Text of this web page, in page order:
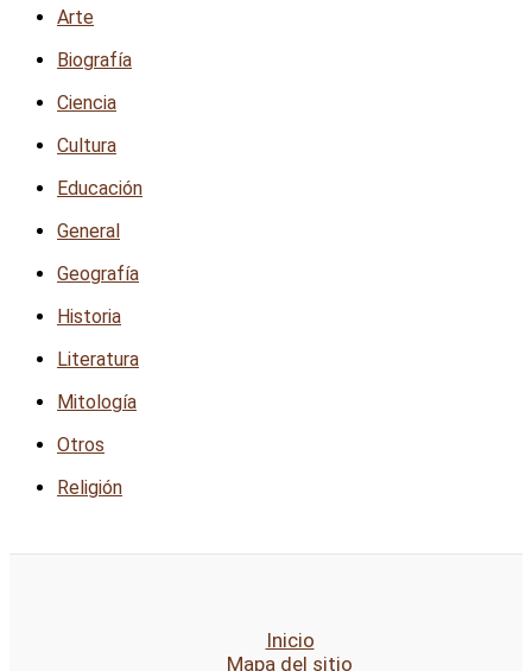
Arte
Biografía
Ciencia
Cultura
Educación
General
Geografía
Historia
Literatura
Mitología
Otros
Religión
Inicio
Mapa del sitio